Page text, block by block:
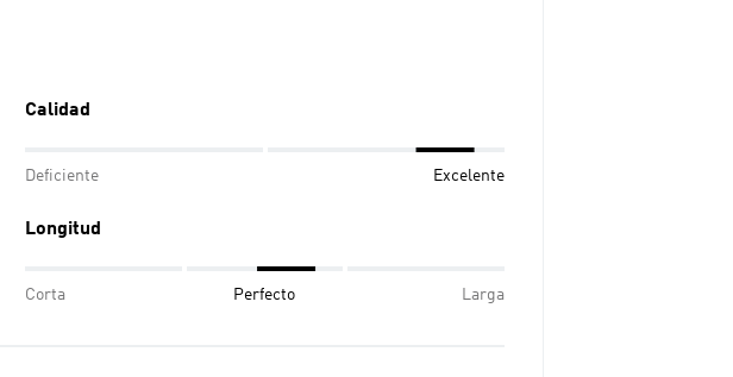
Calidad
Deficiente Excelente
Longitud
Corta Perfecto Larga